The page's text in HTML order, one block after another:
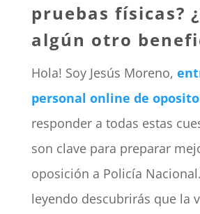
pruebas físicas?
algún otro
Hola! Soy Jesús Moreno,
personal online de
responder a todas estas
son clave para preparar
oposición a Policía
leyendo descubrirás que la